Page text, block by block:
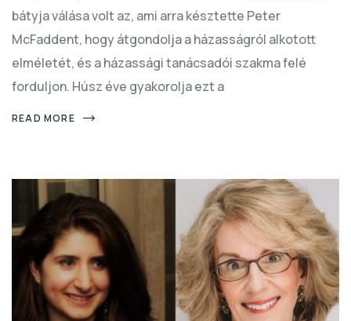
bátyja válása volt az, ami arra késztette Peter
McFaddent, hogy átgondolja a házasságról alkotott
elméletét, és a házassági tanácsadói szakma felé
forduljon. Húsz éve gyakorolja ezt a
READ MORE